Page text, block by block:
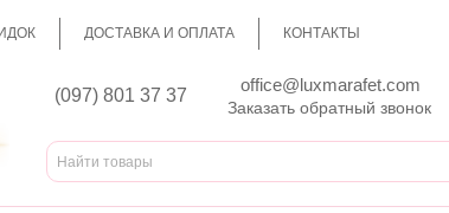
ДОСТАВКА И ОПЛАТА КОНТАКТЫ
(097) 801 37 37
office@luxmarafet.com
Заказать обратный звонок